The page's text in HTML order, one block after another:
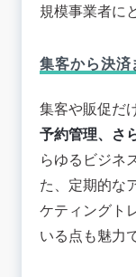
規模事業者に
集客から決済
集客や販促だ
予約管理、さ
らゆるビジネ
た、定期的な
ケティングト
いる点も魅力